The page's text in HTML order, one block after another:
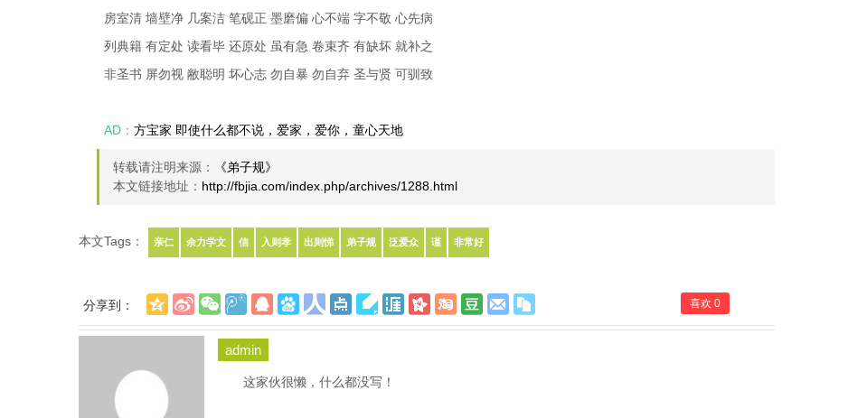
房室清 墙壁净 几案洁 笔砚正 墨磨偏 心不端 字不敬 心先病
列典籍 有定处 读看毕 还原处 虽有急 卷束齐 有缺坏 就补之
非圣书 屏勿视 敝聪明 坏心志 勿自暴 勿自弃 圣与贤 可驯致
AD： 方宝家 即使什么都不说，爱家，爱你，童心天地
转载请注明来源：
《弟子规》
本文链接地址： http://fbjia.com/index.php/archives/1288.html
本文Tags： 亲仁 余力学文 信 入则孝 出则悌 弟子规 泛爱众 谨 非常好
分享到： 喜欢 0
admin
这家伙很懒，什么都没写！